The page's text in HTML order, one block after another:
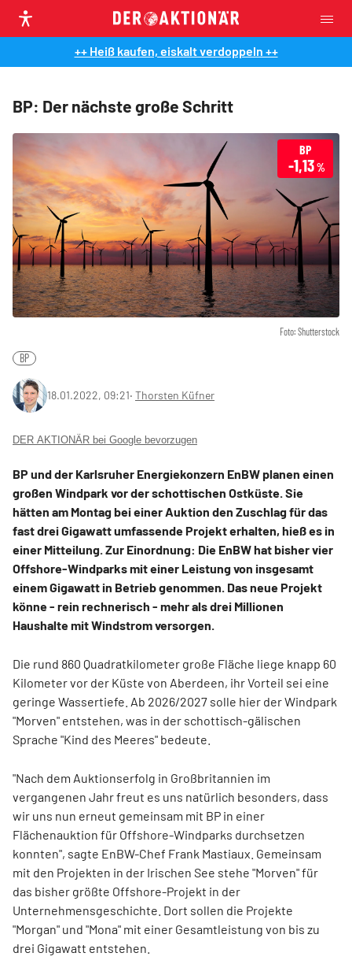
++ Heiß kaufen, eiskalt verdoppeln ++
BP: Der nächste große Schritt
Foto: Shutterstock
BP
-1,13%
BP
18.01.2022, 09:21‧ Thorsten Küfner
DER AKTIONÄR bei Google bevorzugen
BP und der Karlsruher Energiekonzern EnBW planen einen
großen Windpark vor der schottischen Ostküste. Sie
hätten am Montag bei einer Auktion den Zuschlag für das
fast drei Gigawatt umfassende Projekt erhalten, hieß es in
einer Mitteilung. Zur Einordnung: Die EnBW hat bisher vier
Offshore-Windparks mit einer Leistung von insgesamt
einem Gigawatt in Betrieb genommen. Das neue Projekt
könne - rein rechnerisch - mehr als drei Millionen
Haushalte mit Windstrom versorgen.
Die rund 860 Quadratkilometer große Fläche liege knapp 60
Kilometer vor der Küste von Aberdeen, ihr Vorteil sei eine
geringe Wassertiefe. Ab 2026/2027 solle hier der Windpark
"Morven" entstehen, was in der schottisch-gälischen
Sprache "Kind des Meeres" bedeute.
"Nach dem Auktionserfolg in Großbritannien im
vergangenen Jahr freut es uns natürlich besonders, dass
wir uns nun erneut gemeinsam mit BP in einer
Flächenauktion für Offshore-Windparks durchsetzen
konnten", sagte EnBW-Chef Frank Mastiaux. Gemeinsam
mit den Projekten in der Irischen See stehe "Morven" für
das bisher größte Offshore-Projekt in der
Unternehmensgeschichte. Dort sollen die Projekte
"Morgan" und "Mona" mit einer Gesamtleistung von bis zu
drei Gigawatt entstehen.